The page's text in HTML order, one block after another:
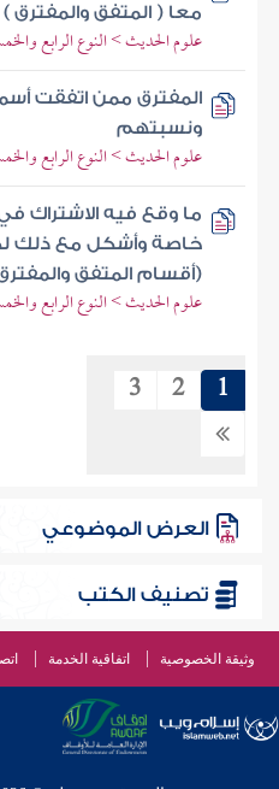
معا ( المتفق والمفترق )
علوم الحديث > النوع الرابع
المفترق ممن اتفقت
ونسبتهم‏
علوم الحديث > النوع الرابع
ما وقع فيه الاشتراك
خاصة وأشكل مع ذلك
(أقسام المتفق
علوم الحديث > النوع الرابع
1
2
3
العرض الموضوعي
تصنيف الكتب
وثيقة الخصوصية اتفاقية الخدمة